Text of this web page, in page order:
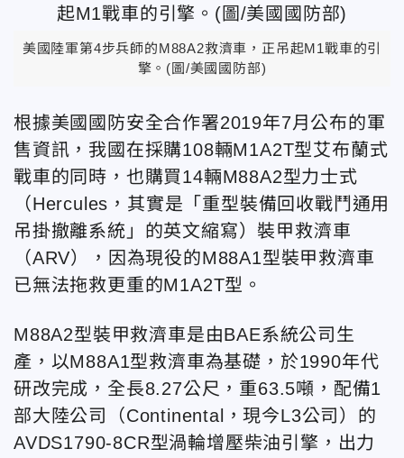
美國陸軍第4步兵師的M88A2救濟車，正吊起M1戰車的引
擎。(圖/美國國防部)
根據美國國防安全合作署2019年7月公布的軍
售資訊，我國在採購108輛M1A2T型艾布蘭式
戰車的同時，也購買14輛M88A2型力士式
（Hercules，其實是「重型裝備回收戰鬥通用
吊掛撤離系統」的英文縮寫）裝甲救濟車
（ARV），因為現役的M88A1型裝甲救濟車
已無法拖救更重的M1A2T型。
M88A2型裝甲救濟車是由BAE系統公司生
產，以M88A1型救濟車為基礎，於1990年代
研改完成，全長8.27公尺，重63.5噸，配備1
部大陸公司（Continental，現今L3公司）的
AVDS1790-8CR型渦輪增壓柴油引擎，出力